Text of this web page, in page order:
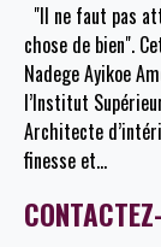
"Il ne faut pas
chose de bien".
Nadege Ayikoe
l’Institut
Architecte
finesse et…